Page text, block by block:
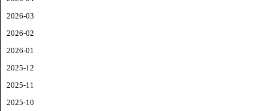
2026-03
2026-02
2026-01
2025-12
2025-11
2025-10